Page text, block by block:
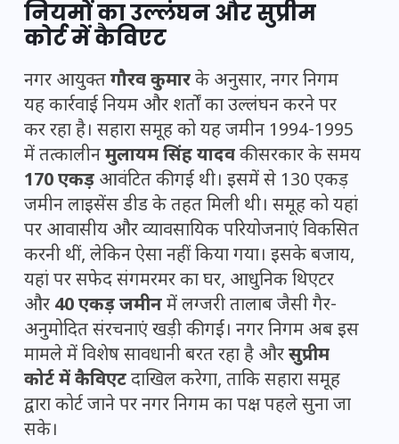
नियमों का उल्लंघन और सुप्रीम
कोर्ट में कैविएट
नगर आयुक्तगौरव कुमारके अनुसार, नगर निगम
यह कार्रवाई नियम और शर्तों का उल्लंघन करने पर
कर रहा है। सहारा समूह को यह जमीन 1994-1995
में तत्कालीनमुलायम सिंह यादवकी सरकार के समय
170 एकड़ आवंटित की गई थी। इसमें से 130 एकड़
जमीन लाइसेंस डीड के तहत मिली थी। समूह को यहां
पर आवासीय और व्यावसायिक परियोजनाएं विकसित
करनी थीं, लेकिन ऐसा नहीं किया गया। इसके बजाय,
यहां पर सफेद संगमरमर का घर, आधुनिक थिएटर
और 40 एकड़ जमीनमें लग्जरी तालाब जैसी गैर-
अनुमोदित संरचनाएं खड़ी की गईं। नगर निगम अब इस
मामले में विशेष सावधानी बरत रहा है औरसुप्रीम
कोर्ट में कैविएटदाखिल करेगा, ताकि सहारा समूह
द्वारा कोर्ट जाने पर नगर निगम का पक्ष पहले सुना जा
सके।